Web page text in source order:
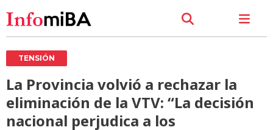
TENSIÓN
La Provincia volvió a rechazar la
eliminación de la VTV: “La decisión
nacional perjudica a los